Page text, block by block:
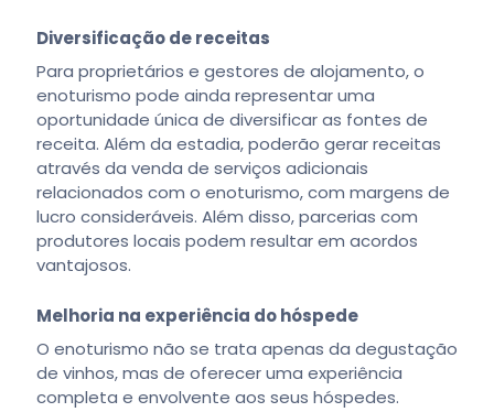
Diversificação de receitas
Para proprietários e gestores de alojamento, o
enoturismo pode ainda representar uma
oportunidade única de diversificar as fontes de
receita. Além da estadia, poderão gerar receitas
através da venda de serviços adicionais
relacionados com o enoturismo, com margens de
lucro consideráveis. Além disso, parcerias com
produtores locais podem resultar em acordos
vantajosos.
Melhoria na experiência do hóspede
O enoturismo não se trata apenas da degustação
de vinhos, mas de oferecer uma experiência
completa e envolvente aos seus hóspedes.